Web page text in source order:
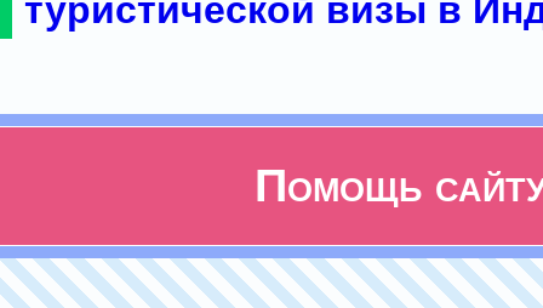
туристической визы в
Помощь